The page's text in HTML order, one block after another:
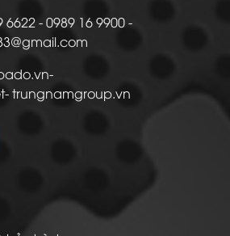
6622 - 0989 16 9900 -
trungnamgroup.vn